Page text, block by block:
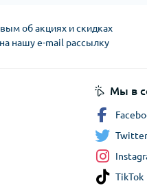
об акциях и скидках
нашу e-mail рассылку
Мы в
Twitter
TikTok